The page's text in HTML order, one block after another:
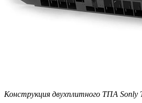
Конструкция двухплитного ТПА Sonly